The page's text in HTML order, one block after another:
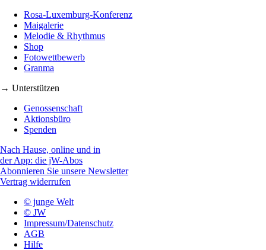
Rosa-Luxemburg-Konferenz
Maigalerie
Melodie & Rhythmus
Shop
Fotowettbewerb
Granma
→ Unterstützen
Genossenschaft
Aktionsbüro
Spenden
Nach Hause, online und in
der App: die jW-Abos
Abonnieren Sie unsere Newsletter
Vertrag widerrufen
© junge Welt
© JW
Impressum/Datenschutz
AGB
Hilfe